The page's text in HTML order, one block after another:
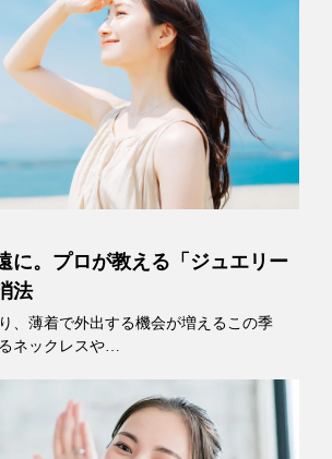
に。プロが教える「ジュエリー
法
、薄着で外出する機会が増えるこの季
ネックレスや…